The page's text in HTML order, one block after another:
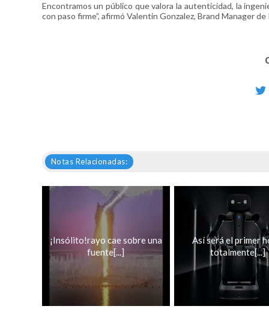
Encontramos un público que valora la autenticidad, la
con paso firme”, afirmó Valentin Gonzalez, Brand Manager
Notas Relacionadas:
¡Insólito!rayo cae sobre una
fuente[...]
Así será el primer
totalmente[...]